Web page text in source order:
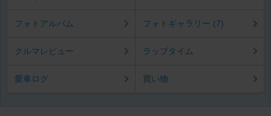
フォトアルバム フォトギャラリー (7)
クルマレビュー ラップタイム
愛車ログ 買い物